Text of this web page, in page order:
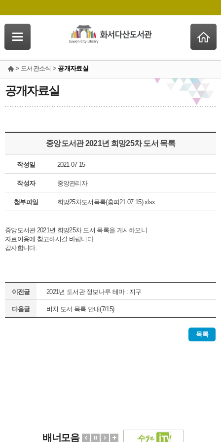
> 도서관소식 > 공개자료실
공개자료실
중앙도서관 2021년 희망25차 도서 목록
작성일 2021-07-15
작성자 중앙관리자
첨부파일 희망25차도서목록(홈피21.07.15).xlsx
중앙도서관 2021년 희망25차 도서 목록을 게시하오니
자료이용에 참고하시길 바랍니다.
감사합니다.
이전글 2021년 도서관 정보나루 테마 : 지구
다음글 비치 도서 목록 안내(7/15)
목록
배너모음